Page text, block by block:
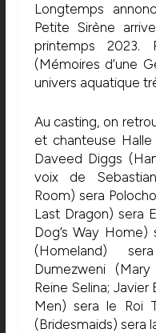
Longtemps
Petite Sirène
printemps 2023.
(Mémoires d’une
univers aquatique
Au casting, on
et chanteuse Halle
Daveed Diggs
voix de
Room) sera
Last Dragon) sera
Dog’s Way Home)
(Homeland)
Dumezweni
Reine Selina;
Men) sera le Roi
(Bridesmaids) sera